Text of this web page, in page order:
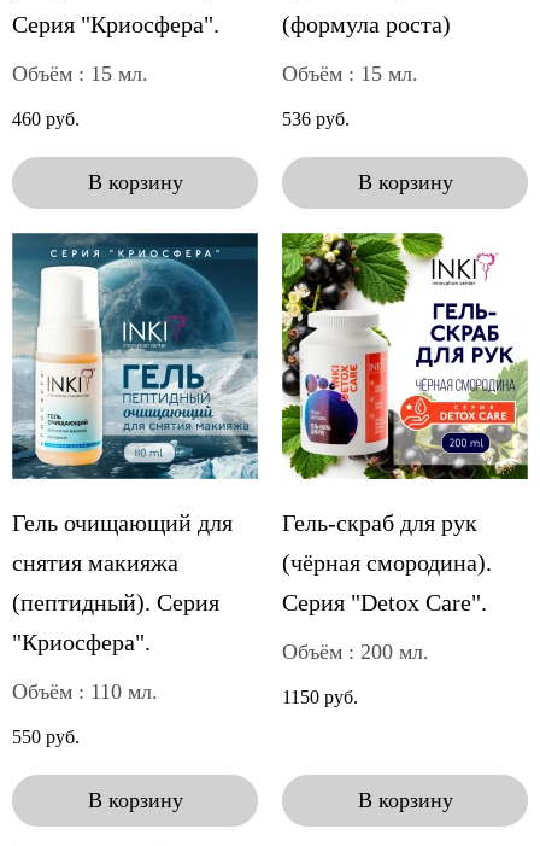
Серия "Криосфера".
Объём : 15 мл.
460 руб.
В корзину
(формула роста)
Объём : 15 мл.
536 руб.
В корзину
Гель очищающий для
снятия макияжа
(пептидный). Серия
"Криосфера".
Объём : 110 мл.
550 руб.
В корзину
Гель-скраб для рук
(чёрная смородина).
Серия "Detox Care".
Объём : 200 мл.
1150 руб.
В корзину